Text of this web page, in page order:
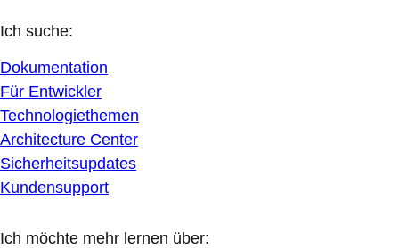
Ich suche:
Dokumentation
Für Entwickler
Technologiethemen
Architecture Center
Sicherheitsupdates
Kundensupport
Ich möchte mehr lernen über: